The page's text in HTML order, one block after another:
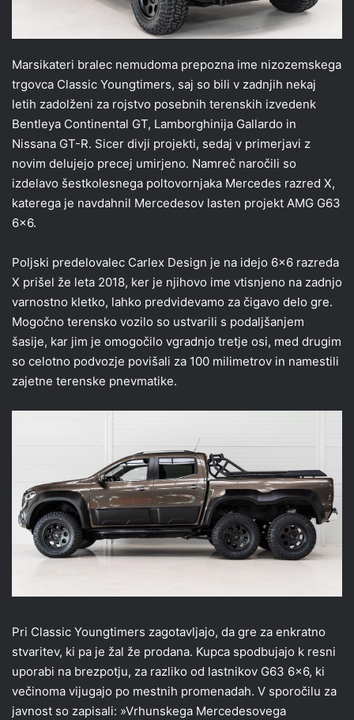
Marsikateri bralec nemudoma prepozna ime nizozemskega
trgovca Classic Youngtimers, saj so bili v zadnjih nekaj
letih zadolženi za rojstvo posebnih terenskih izvedenk
Bentleya Continental GT, Lamborghinija Gallardo in
Nissana GT-R. Sicer divji projekti, sedaj v primerjavi z
novim delujejo precej umirjeno. Namreč naročili so
izdelavo šestkolesnega poltovornjaka Mercedes razred X,
katerega je navdahnil Mercedesov lasten projekt AMG G63
6×6.
Poljski predelovalec Carlex Design je na idejo 6×6 razreda
X prišel že leta 2018, ker je njihovo ime vtisnjeno na zadnjo
varnostno kletko, lahko predvidevamo za čigavo delo gre.
Mogočno terensko vozilo so ustvarili s podaljšanjem
šasije, kar jim je omogočilo vgradnjo tretje osi, med drugim
so celotno podvozje povišali za 100 milimetrov in namestili
zajetne terenske pnevmatike.
Pri Classic Youngtimers zagotavljajo, da gre za enkratno
stvaritev, ki pa je žal že prodana. Kupca spodbujajo k resni
uporabi na brezpotju, za razliko od lastnikov G63 6×6, ki
večinoma vijugajo po mestnih promenadah. V sporočilu za
javnost so zapisali: »Vrhunskega Mercedesovega